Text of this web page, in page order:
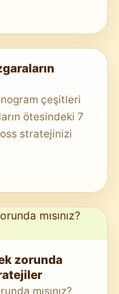
çeşitleri
ötesindeki 7
stratejinizi
zorunda
mısınız?